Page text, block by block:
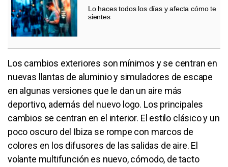
Lo haces todos los días y afecta cómo te
sientes
Los cambios exteriores son mínimos y se centran en
nuevas llantas de aluminio y simuladores de escape
en algunas versiones que le dan un aire más
deportivo, además del nuevo logo. Los principales
cambios se centran en el interior. El estilo clásico y un
poco oscuro del Ibiza se rompe con marcos de
colores en los difusores de las salidas de aire. El
volante multifunción es nuevo, cómodo, de tacto